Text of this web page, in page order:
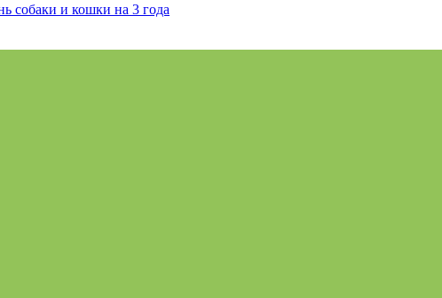
собаки и кошки на 3 года